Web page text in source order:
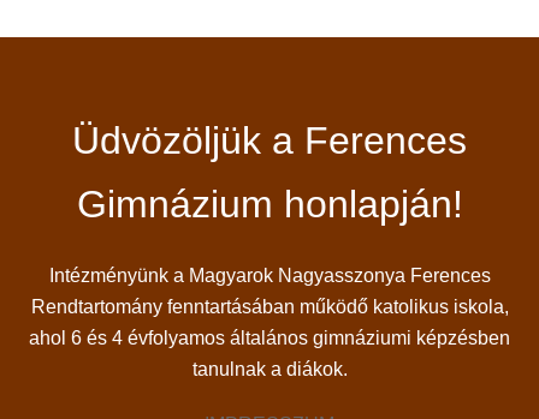
Üdvözöljük a Ferences
Gimnázium honlapján!
Intézményünk a Magyarok Nagyasszonya Ferences
Rendtartomány fenntartásában működő katolikus iskola,
ahol 6 és 4 évfolyamos általános gimnáziumi képzésben
tanulnak a diákok.